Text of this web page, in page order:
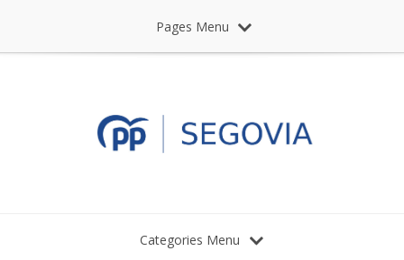
Pages Menu
Categories Menu